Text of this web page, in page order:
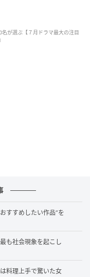
待の声や、その
めました。圧倒的
視聴者が熱い視線
抜群で今期も注目を
が選ぶ【７月ドラマ最大の注目
すすめしたい作品”を
も社会現象を起こし
料理上手で驚いた女